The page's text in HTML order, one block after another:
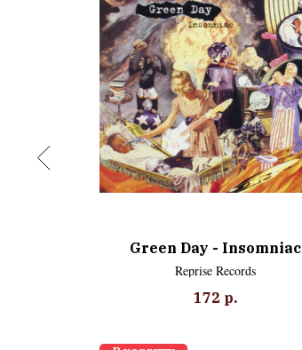
Green Day - Insomniac
Reprise Records
172 р.